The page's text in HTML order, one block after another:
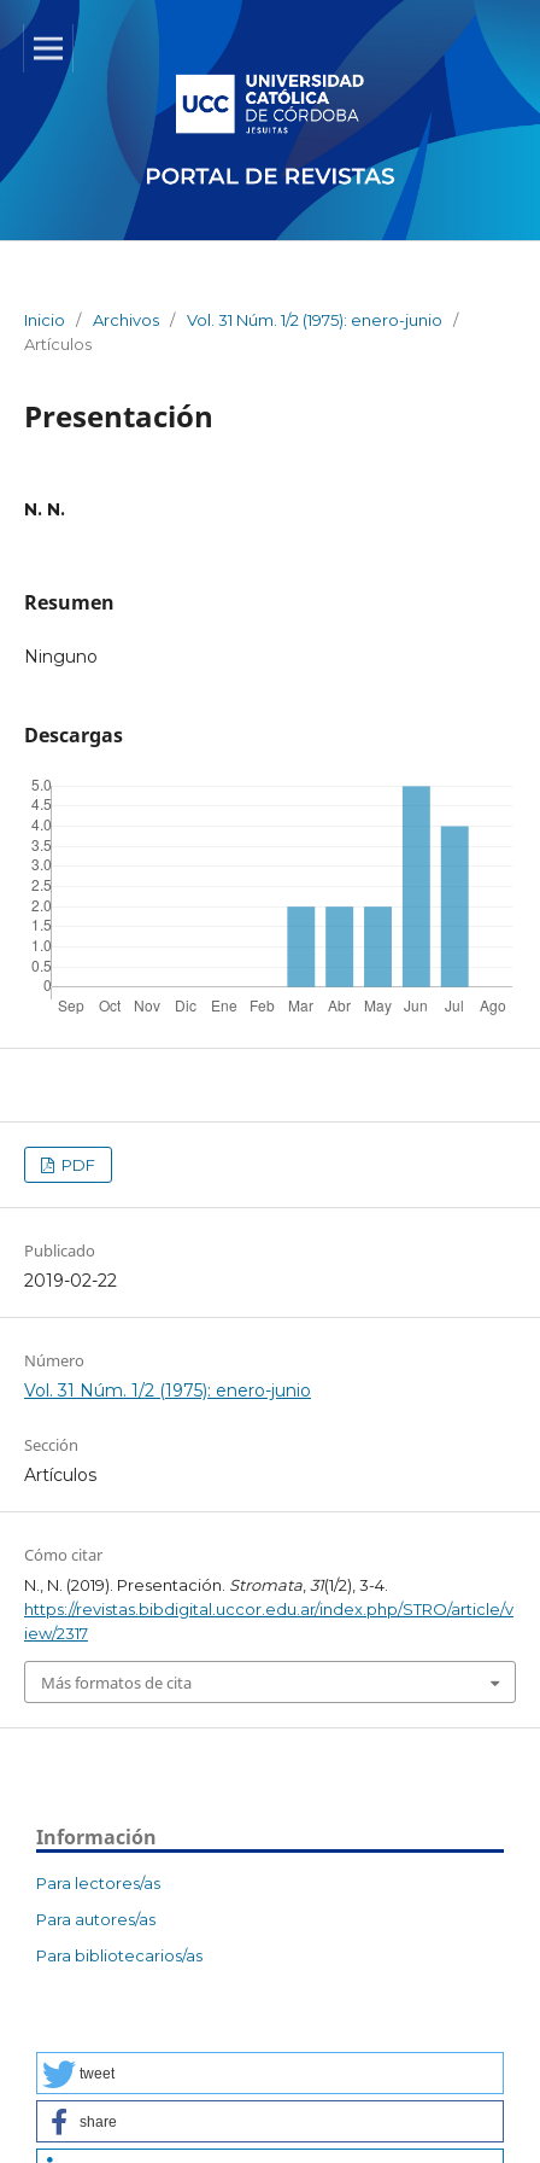
Inicio / Archivos / Vol. 31 Núm. 1/2 (1975): enero-junio
/
Artículos
Presentación
N. N.
Resumen
Ninguno
Descargas
PDF
Publicado
2019-02-22
Número
Vol. 31 Núm. 1/2 (1975): enero-junio
Sección
Artículos
Cómo citar
N., N. (2019). Presentación. Stromata,31(1/2), 3-4.
https://revistas.bibdigital.uccor.edu.ar/index.php/STRO/article/v
iew/2317
Más formatos de cita
Información
Para lectores/as
Para autores/as
Para bibliotecarios/as
tweet
share